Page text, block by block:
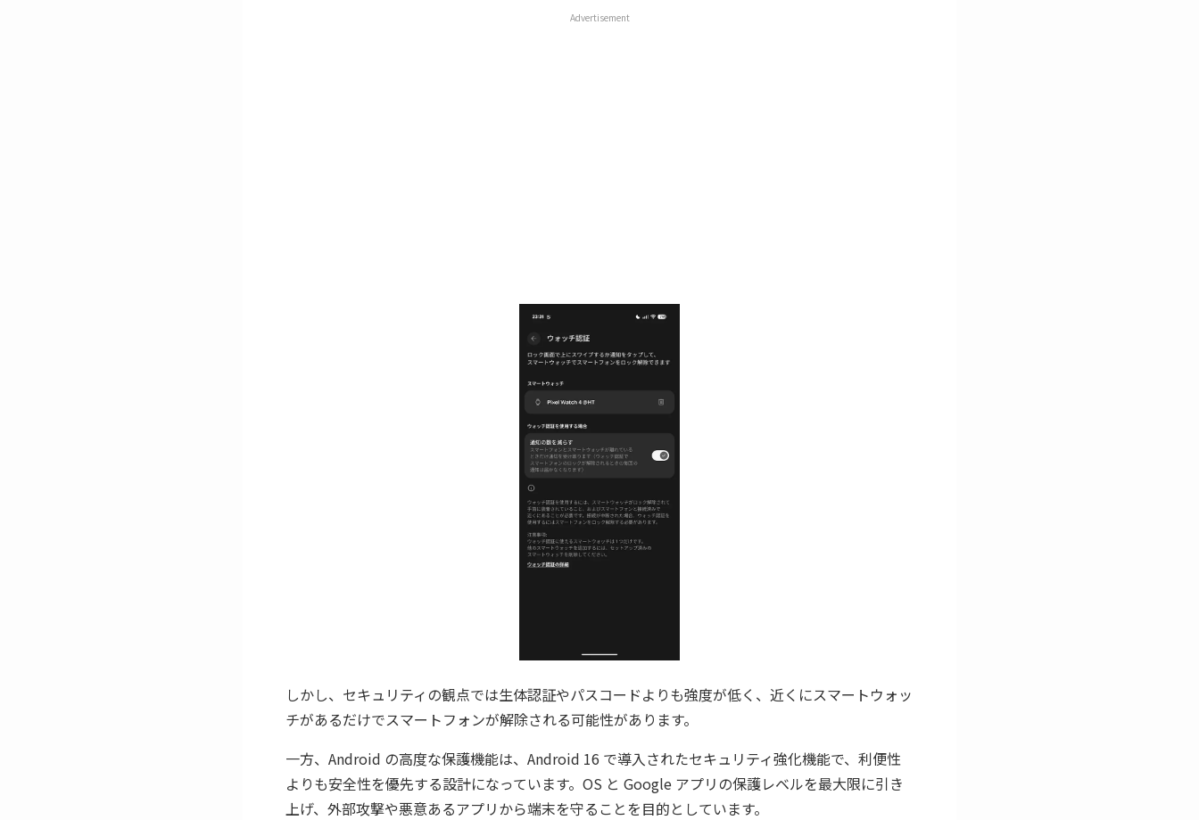
Advertisement
しかし、セキュリティの観点では生体認証やパスコードよりも強度が低く、近くにスマートウォッ
チがあるだけでスマートフォンが解除される可能性があります。
一方、Android の高度な保護機能は、Android 16 で導入されたセキュリティ強化機能で、利便性
よりも安全性を優先する設計になっています。OS と Google アプリの保護レベルを最大限に引き
上げ、外部攻撃や悪意あるアプリから端末を守ることを目的としています。